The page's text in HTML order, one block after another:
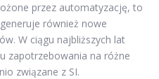
przez automatyzację, to
generuje również nowe
W ciągu najbliższych lat
zapotrzebowania na różne
związane z SI.